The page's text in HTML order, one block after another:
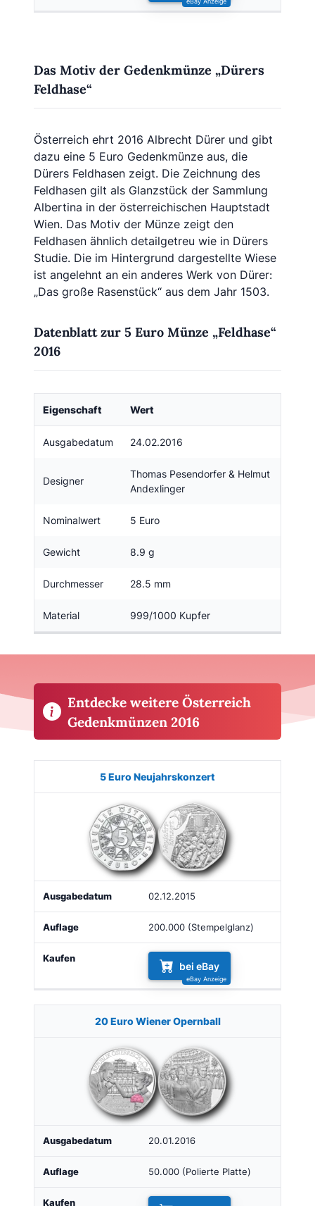
Das Motiv der Gedenkmünze „Dürers
Feldhase“
Österreich ehrt 2016 Albrecht Dürer und gibt
dazu eine 5 Euro Gedenkmünze aus, die
Dürers Feldhasen zeigt. Die Zeichnung des
Feldhasen gilt als Glanzstück der Sammlung
Albertina in der österreichischen Hauptstadt
Wien. Das Motiv der Münze zeigt den
Feldhasen ähnlich detailgetreu wie in Dürers
Studie. Die im Hintergrund dargestellte Wiese
ist angelehnt an ein anderes Werk von Dürer:
„Das große Rasenstück“ aus dem Jahr 1503.
Datenblatt zur 5 Euro Münze „Feldhase“
2016
Eigenschaft Wert
Ausgabedatum 24.02.2016
Designer
Thomas Pesendorfer & Helmut
Andexlinger
Nominalwert 5 Euro
Gewicht 8.9 g
Durchmesser 28.5 mm
Material 999/1000 Kupfer
Entdecke weitere Österreich
Gedenkmünzen 2016
Bild Ausgabe Auflage
5 Euro Neujahrskonzert
02.12.2015
200.000 (Stempelglanz)
bei eBay
20 Euro Wiener Opernball
20.01.2016
50.000 (Polierte Platte)